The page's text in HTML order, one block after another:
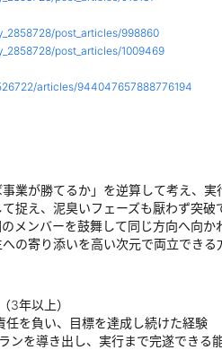
post_articles/998860
post_articles/1009469
articles/944047657888776194
業が勝てるか」を逆算して考え、実
捉え、泥臭いフェーズも厭わず突破
メンバーを鼓舞して同じ方向へ向か
の寄り添いを高い次元で両立できる
3年以上）
任を負い、目標を達成し続けた経験
ンを導き出し、実行まで完遂できる